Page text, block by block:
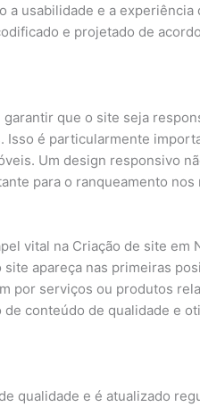
usabilidade e a experiência
e projetado de
que o site seja
é particularmente
Um design responsivo
para o ranqueamento nos
vital na Criação de site em
apareça nas primeiras
por serviços ou produtos
conteúdo de qualidade e
qualidade e é atualizado